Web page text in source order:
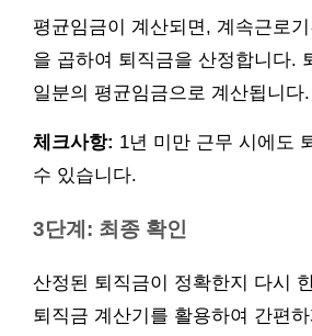
평균임금이 계산되면, 계속근로
을 곱하여 퇴직금을 산정합니다.
일분의 평균임금으로 계산됩니다.
체크사항: 1년 미만 근무 시에도
수 있습니다.
3단계: 최종 확인
산정된 퇴직금이 정확한지 다시
퇴직금 계산기를 활용하여 간편